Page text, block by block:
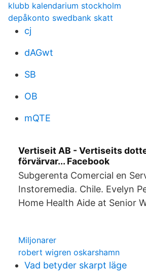
klubb kalendarium stockholm
depåkonto swedbank skatt
cj
dAGwt
SB
OB
mQTE
Vertiseit AB - Vertiseits
förvärvar... Facebook
Subgerenta Comercial en
Instoremedia. Chile. Evelyn
Home Health Aide at Senior
Miljonarer
robert wigren oskarshamn
Vad betyder skarpt läge